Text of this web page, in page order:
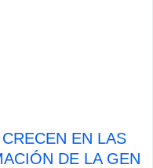
EN LAS
DE LA GEN